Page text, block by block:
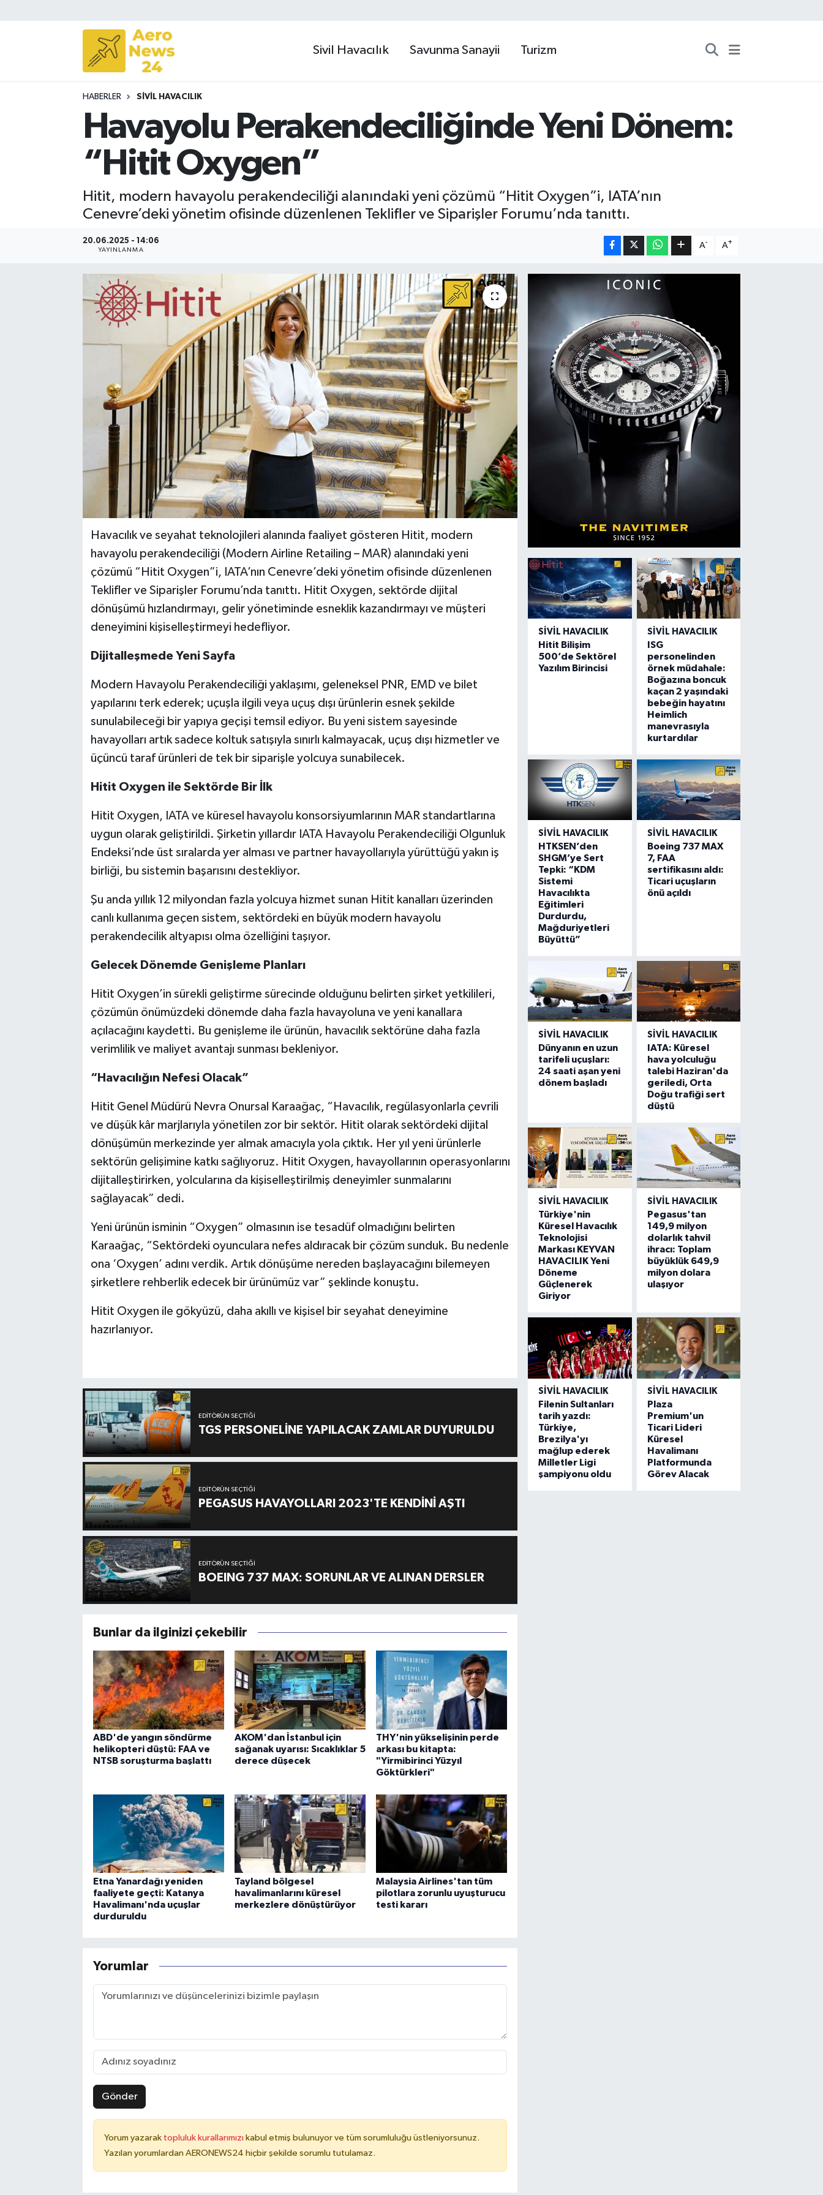
Sivil Havacılık Savunma Sanayii Turizm
HABERLER SIVIL HAVACILIK
Havayolu Perakendeciliğinde Yeni Dönem:
“Hitit Oxygen”
Hitit, modern havayolu perakendeciliği alanındaki yeni çözümü “Hitit Oxygen”i, IATA’nın
Cenevre’deki yönetim ofisinde düzenlenen Teklifler ve Siparişler Forumu’nda tanıttı.
20.06.2025 - 14:06
YAYINLANMA
A- A+
Havacılık ve seyahat teknolojileri alanında faaliyet gösteren Hitit, modern
havayolu perakendeciliği (Modern Airline Retailing – MAR) alanındaki yeni
çözümü “Hitit Oxygen”i, IATA’nın Cenevre’deki yönetim ofisinde düzenlenen
Teklifler ve Siparişler Forumu’nda tanıttı. Hitit Oxygen, sektörde dijital
dönüşümü hızlandırmayı, gelir yönetiminde esneklik kazandırmayı ve müşteri
deneyimini kişiselleştirmeyi hedefliyor.
Dijitalleşmede Yeni Sayfa
Modern Havayolu Perakendeciliği yaklaşımı, geleneksel PNR, EMD ve bilet
yapılarını terk ederek; uçuşla ilgili veya uçuş dışı ürünlerin esnek şekilde
sunulabileceği bir yapıya geçişi temsil ediyor. Bu yeni sistem sayesinde
havayolları artık sadece koltuk satışıyla sınırlı kalmayacak, uçuş dışı hizmetler ve
üçüncü taraf ürünleri de tek bir siparişle yolcuya sunabilecek.
Hitit Oxygen ile Sektörde Bir İlk
Hitit Oxygen, IATA ve küresel havayolu konsorsiyumlarının MAR standartlarına
uygun olarak geliştirildi. Şirketin yıllardır IATA Havayolu Perakendeciliği Olgunluk
Endeksi’nde üst sıralarda yer alması ve partner havayollarıyla yürüttüğü yakın iş
birliği, bu sistemin başarısını destekliyor.
Şu anda yıllık 12 milyondan fazla yolcuya hizmet sunan Hitit kanalları üzerinden
canlı kullanıma geçen sistem, sektördeki en büyük modern havayolu
perakendecilik altyapısı olma özelliğini taşıyor.
Gelecek Dönemde Genişleme Planları
Hitit Oxygen’in sürekli geliştirme sürecinde olduğunu belirten şirket yetkilileri,
çözümün önümüzdeki dönemde daha fazla havayoluna ve yeni kanallara
açılacağını kaydetti. Bu genişleme ile ürünün, havacılık sektörüne daha fazla
verimlilik ve maliyet avantajı sunması bekleniyor.
“Havacılığın Nefesi Olacak”
Hitit Genel Müdürü Nevra Onursal Karaağaç, “Havacılık, regülasyonlarla çevrili
ve düşük kâr marjlarıyla yönetilen zor bir sektör. Hitit olarak sektördeki dijital
dönüşümün merkezinde yer almak amacıyla yola çıktık. Her yıl yeni ürünlerle
sektörün gelişimine katkı sağlıyoruz. Hitit Oxygen, havayollarının operasyonlarını
dijitalleştirirken, yolcularına da kişiselleştirilmiş deneyimler sunmalarını
sağlayacak” dedi.
Yeni ürünün isminin “Oxygen” olmasının ise tesadüf olmadığını belirten
Karaağaç, “Sektördeki oyunculara nefes aldıracak bir çözüm sunduk. Bu nedenle
ona ‘Oxygen’ adını verdik. Artık dönüşüme nereden başlayacağını bilemeyen
şirketlere rehberlik edecek bir ürünümüz var” şeklinde konuştu.
Hitit Oxygen ile gökyüzü, daha akıllı ve kişisel bir seyahat deneyimine
hazırlanıyor.
EDITÖRÜN SEÇTIĞI
TGS PERSONELİNE YAPILACAK ZAMLAR DUYURULDU
EDITÖRÜN SEÇTIĞI
PEGASUS HAVAYOLLARI 2023'TE KENDİNİ AŞTI
EDITÖRÜN SEÇTIĞI
BOEING 737 MAX: SORUNLAR VE ALINAN DERSLER
Bunlar da ilginizi çekebilir
ABD'de yangın söndürme
helikopteri düştü: FAA ve
NTSB soruşturma başlattı
AKOM'dan İstanbul için
sağanak uyarısı: Sıcaklıklar 5
derece düşecek
THY'nin yükselişinin perde
arkası bu kitapta:
"Yirmibirinci Yüzyıl
Göktürkleri"
Etna Yanardağı yeniden
faaliyete geçti: Katanya
Havalimanı'nda uçuşlar
durduruldu
Tayland bölgesel
havalimanlarını küresel
merkezlere dönüştürüyor
Malaysia Airlines'tan tüm
pilotlara zorunlu uyuşturucu
testi kararı
Yorumlar
Gönder
Yorum yazarak topluluk kurallarımızı kabul etmiş bulunuyor ve tüm sorumluluğu üstleniyorsunuz.
Yazılan yorumlardan AERONEWS24 hiçbir şekilde sorumlu tutulamaz.
SIVIL HAVACILIK
Hitit Bilişim
500’de Sektörel
Yazılım Birincisi
SIVIL HAVACILIK
ISG
personelinden
örnek müdahale:
Boğazına boncuk
kaçan 2 yaşındaki
bebeğin hayatını
Heimlich
manevrasıyla
kurtardılar
SIVIL HAVACILIK
HTKSEN’den
SHGM’ye Sert
Tepki: “KDM
Sistemi
Havacılıkta
Eğitimleri
Durdurdu,
Mağduriyetleri
Büyüttü”
SIVIL HAVACILIK
Boeing 737 MAX
7, FAA
sertifikasını aldı:
Ticari uçuşların
önü açıldı
SIVIL HAVACILIK
Dünyanın en uzun
tarifeli uçuşları:
24 saati aşan yeni
dönem başladı
SIVIL HAVACILIK
IATA: Küresel
hava yolculuğu
talebi Haziran'da
geriledi, Orta
Doğu trafiği sert
düştü
SIVIL HAVACILIK
Türkiye'nin
Küresel Havacılık
Teknolojisi
Markası KEYVAN
HAVACILIK Yeni
Döneme
Güçlenerek
Giriyor
SIVIL HAVACILIK
Pegasus'tan
149,9 milyon
dolarlık tahvil
ihracı: Toplam
büyüklük 649,9
milyon dolara
ulaşıyor
SIVIL HAVACILIK
Filenin Sultanları
tarih yazdı:
Türkiye,
Brezilya'yı
mağlup ederek
Milletler Ligi
şampiyonu oldu
SIVIL HAVACILIK
Plaza
Premium'un
Ticari Lideri
Küresel
Havalimanı
Platformunda
Görev Alacak
Sivil Havacılık